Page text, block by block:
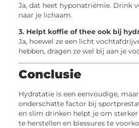
Ja, dat heet hyponatriëmie. Drink
naar je lichaam.
3. Helpt koffie of thee ook bij
Ja, hoewel ze een licht
hebben, dragen ze wel bij aan je
Conclusie
Hydratatie is een eenvoudige,
onderschatte factor bij
en slim drinken helpt je om
te herstellen en blessures te